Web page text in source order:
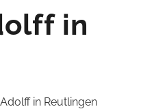
in
in Reutlingen